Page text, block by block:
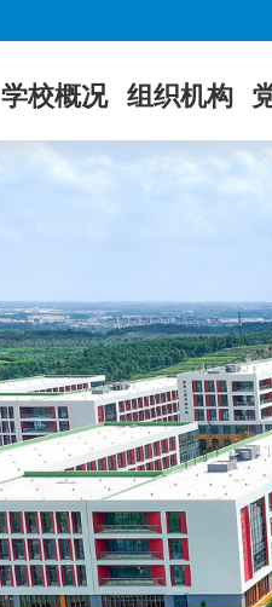
学校概况 组织机构